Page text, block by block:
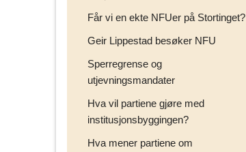
Får vi en ekte NFUer på Stortinget?
Geir Lippestad besøker NFU
Sperregrense og
utjevningsmandater
Hva vil partiene gjøre med
institusjonsbyggingen?
Hva mener partiene om